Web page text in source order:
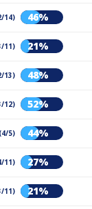
14) 46%
11) 21%
13) 48%
12) 52%
5) 44%
11) 27%
11) 21%